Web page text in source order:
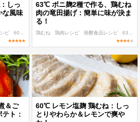
しっ
な風味
ピ 60℃〜 パパッと作れる
63℃ ボニ麹2種で作る、鶏むね
肉の竜田揚げ：簡単に味が決ま
る！
鶏むね 鶏肉レシピ 発酵食品レシピ 63℃
＆ご
ト：
60℃ レモン塩麹 鶏むね：しっ
とりやわらか＆レモンで爽や
低温調理ルール 真空パック器 完全セット